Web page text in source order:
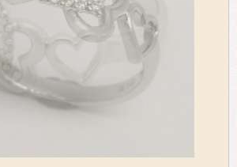
> 会社概要
> よくあるご質問